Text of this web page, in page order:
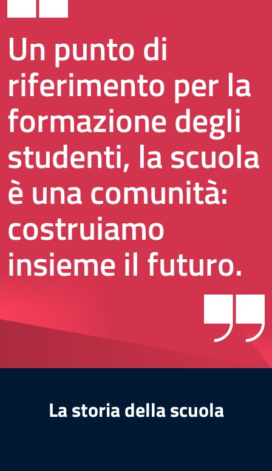
Un punto di
riferimento per la
formazione degli
studenti, la scuola
è una comunità:
costruiamo
insieme il futuro.
La storia della scuola